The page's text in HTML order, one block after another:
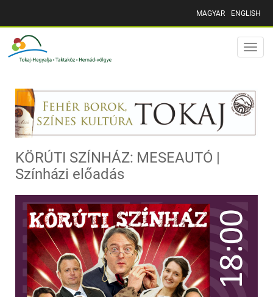
MAGYAR ENGLISH
Toggle
KÖRÚTI SZÍNHÁZ: MESEAUTÓ |
Színházi előadás